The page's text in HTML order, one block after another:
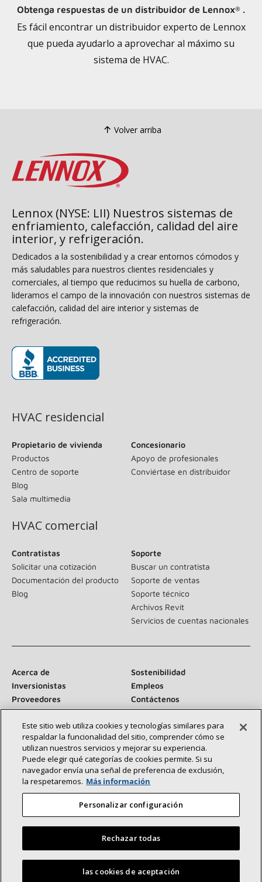
Obtenga respuestas de un distribuidor de Lennox® .
Es fácil encontrar un distribuidor experto de Lennox
que pueda ayudarlo a aprovechar al máximo su
sistema de HVAC.
Volver arriba
Lennox (NYSE: LII) Nuestros sistemas de
enfriamiento, calefacción, calidad del aire
interior, y refrigeración.
Dedicados a la sostenibilidad y a crear entornos cómodos y
más saludables para nuestros clientes residenciales y
comerciales, al tiempo que reducimos su huella de carbono,
lideramos el campo de la innovación con nuestros sistemas de
calefacción, calidad del aire interior y sistemas de
refrigeración.
HVAC residencial
Propietario de vivienda
Productos
Centro de soporte
Blog
Sala multimedia
Concesionario
Apoyo de profesionales
Conviértase en distribuidor
HVAC comercial
Contratistas
Solicitar una cotización
Documentación del producto
Blog
Soporte
Buscar un contratista
Soporte de ventas
Soporte técnico
Archivos Revit
Servicios de cuentas nacionales
Acerca de
Sostenibilidad
Inversionistas
Empleos
Proveedores
Contáctenos
Sala de prensa
Conéctese con nosotros:
©2026 Lennox International Inc.
Declaración de accesibilidad
Privacidad
Términos y condiciones
Este sitio web utiliza cookies y tecnologías similares para
respaldar la funcionalidad del sitio, comprender cómo se
utilizan nuestros servicios y mejorar su experiencia.
Puede elegir qué categorías de cookies permite. Si su
navegador envía una señal de preferencia de exclusión,
la respetaremos. Más información
Personalizar configuración
Rechazar todas
las cookies de aceptación